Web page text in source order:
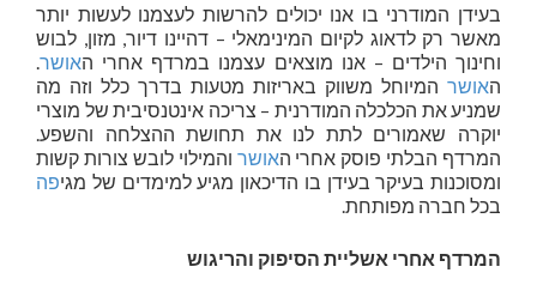
בעידן המודרני בו אנו יכולים להרשות לעצמנו לעשות יותר
מאשר רק לדאוג לקיום המינימאלי – דהיינו דיור, מזון, לבוש
וחינוך הילדים – אנו מוצאים עצמנו במרדף אחרי האושר.
האושר המיוחל משווק באריזות מטעות בדרך כלל וזה מה
שמניע את הכלכלה המודרנית – צריכה אינטנסיבית של מוצרי
יוקרה שאמורים לתת לנו את תחושת ההצלחה והשפע.
המרדף הבלתי פוסק אחרי האושר והמילוי לובש צורות קשות
ומסוכנות בעיקר בעידן בו הדיכאון מגיע למימדים של מגיפה
בכל חברה מפותחת.
המרדף אחרי אשליית הסיפוק והריגוש